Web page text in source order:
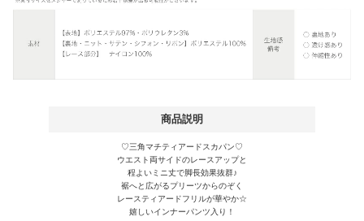
商品説明
♡三角マチティアードスカパン♡
ウエスト両サイドのレースアップと
程よいミニ丈で脚長効果抜群♪
裾へと広がるプリーツからのぞく
レースティアードフリルが華やか☆
嬉しいインナーパンツ入り！